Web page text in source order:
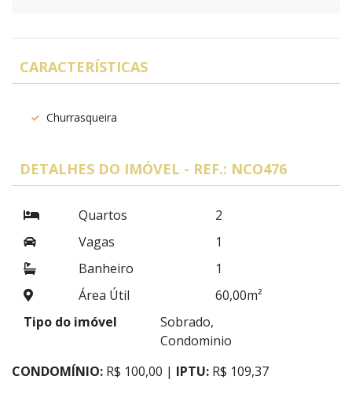
CARACTERÍSTICAS
Churrasqueira
DETALHES DO IMÓVEL - REF.: NCO476
Quartos
2
Vagas
1
Banheiro
1
Área Útil
60,00m²
Tipo do imóvel
Sobrado,
Condominio
CONDOMÍNIO: R$ 100,00 | IPTU: R$ 109,37